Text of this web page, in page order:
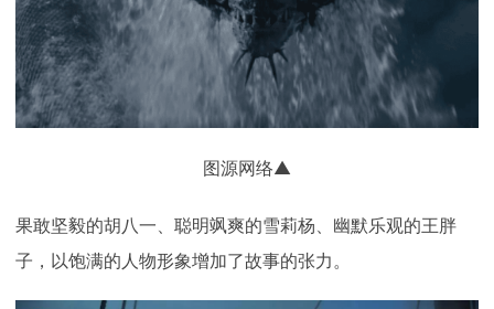
图源网络▲
果敢坚毅的胡八一、聪明飒爽的雪莉杨、幽默乐观的王胖
子，以饱满的人物形象增加了故事的张力。